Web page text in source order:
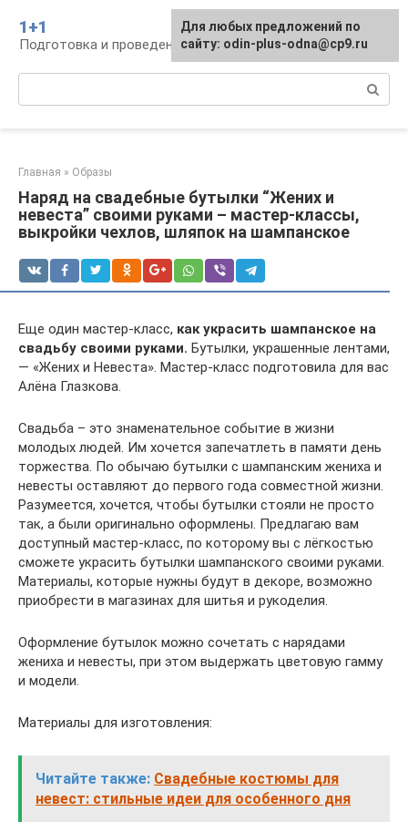
контенту
1+1
Подготовка и проведение свадьбы, традиции
Главная » Образы
Наряд на свадебные бутылки “Жених и
невеста” своими руками – мастер-классы,
выкройки чехлов, шляпок на шампанское
Еще один мастер-класс, как украсить шампанское на
свадьбу своими руками. Бутылки, украшенные лентами,
— «Жених и Невеста». Мастер-класс подготовила для вас
Алёна Глазкова.
Свадьба – это знаменательное событие в жизни
молодых людей. Им хочется запечатлеть в памяти день
торжества. По обычаю бутылки с шампанским жениха и
невесты оставляют до первого года совместной жизни.
Разумеется, хочется, чтобы бутылки стояли не просто
так, а были оригинально оформлены. Предлагаю вам
доступный мастер-класс, по которому вы с лёгкостью
сможете украсить бутылки шампанского своими руками.
Материалы, которые нужны будут в декоре, возможно
приобрести в магазинах для шитья и рукоделия.
Оформление бутылок можно сочетать с нарядами
жениха и невесты, при этом выдержать цветовую гамму
и модели.
Материалы для изготовления:
Читайте также: Свадебные костюмы для
невест: стильные идеи для особенного дня
Для любых предложений по
сайту: odin-plus-odna@cp9.ru